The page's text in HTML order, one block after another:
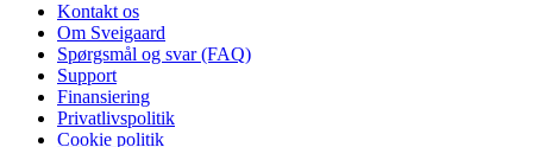
Kontakt os
Om Sveigaard
Spørgsmål og svar (FAQ)
Support
Finansiering
Privatlivspolitik
Cookie politik